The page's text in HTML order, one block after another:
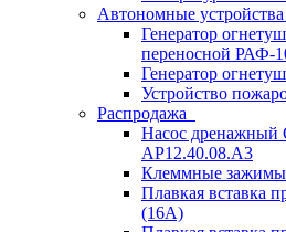
Автономные
Генератор
переносной РАФ-
Генератор
Устройство
Распродажа
Насос дренажный
АP12.40.08.A3
Клеммные
Плавкая вставка
(16А)